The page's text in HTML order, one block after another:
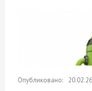
20.02.26